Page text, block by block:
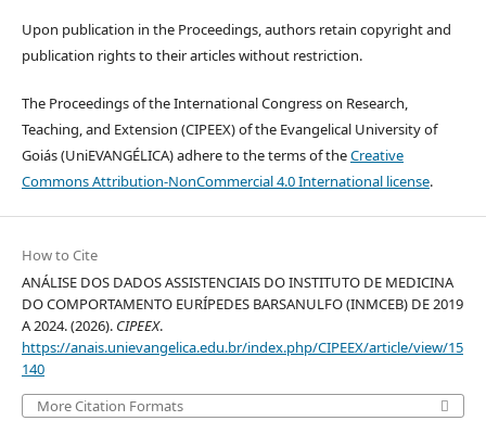
Upon publication in the Proceedings, authors retain copyright and
publication rights to their articles without restriction.
The Proceedings of the International Congress on Research,
Teaching, and Extension (CIPEEX) of the Evangelical University of
Goiás (UniEVANGÉLICA) adhere to the terms of theCreative
Commons Attribution-NonCommercial 4.0 International license.
How to Cite
ANÁLISE DOS DADOS ASSISTENCIAIS DO INSTITUTO DE MEDICINA
DO COMPORTAMENTO EURÍPEDES BARSANULFO (INMCEB) DE 2019
A 2024. (2026). CIPEEX.
https://anais.unievangelica.edu.br/index.php/CIPEEX/article/view/15
140
More Citation Formats